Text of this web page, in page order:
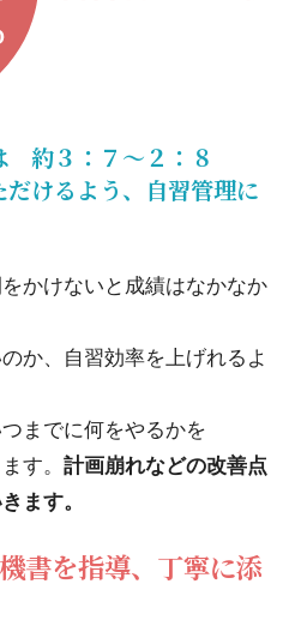
約３：７～２：８
けるよう、自習管理に
かけないと成績はなかなか
か、自習効率を上げれるよ
までに何をやるかを
す。 計画崩れなどの改善点
ます。
書を指導、丁寧に添